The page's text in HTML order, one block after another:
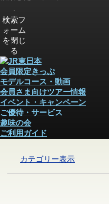
検索フ
ォーム
を閉じ
る
会員限定きっぷ
モデルコース・動画
会員さま向けツアー情報
イベント・キャンペーン
ご優待・サービス
趣味の会
ご利用ガイド
カテゴリー表示